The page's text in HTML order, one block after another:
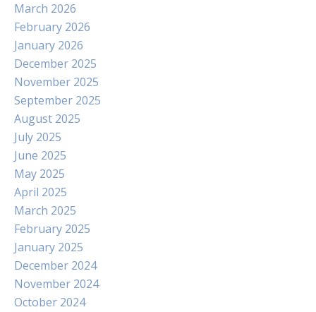
March 2026
February 2026
January 2026
December 2025
November 2025
September 2025
August 2025
July 2025
June 2025
May 2025
April 2025
March 2025
February 2025
January 2025
December 2024
November 2024
October 2024